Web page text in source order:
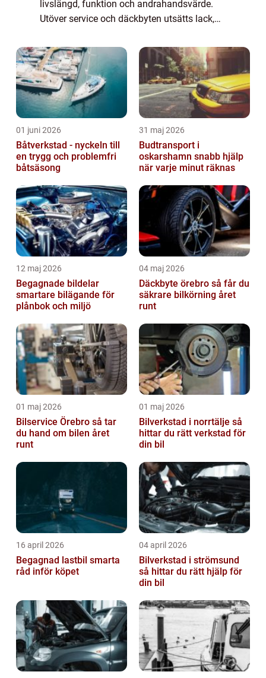
livslängd, funktion och andrahandsvärde.
Utöver service och däckbyten utsätts lack,
01 juni 2026
Båtverkstad - nyckeln till
en trygg och problemfri
båtsäsong
31 maj 2026
Budtransport i
oskarshamn snabb hjälp
när varje minut räknas
12 maj 2026
Begagnade bildelar
smartare bilägande för
plånbok och miljö
04 maj 2026
Däckbyte örebro så får du
säkrare bilkörning året
runt
01 maj 2026
Bilservice Örebro så tar
du hand om bilen året
runt
01 maj 2026
Bilverkstad i norrtälje så
hittar du rätt verkstad för
din bil
16 april 2026
Begagnad lastbil smarta
råd inför köpet
04 april 2026
Bilverkstad i strömsund
så hittar du rätt hjälp för
din bil